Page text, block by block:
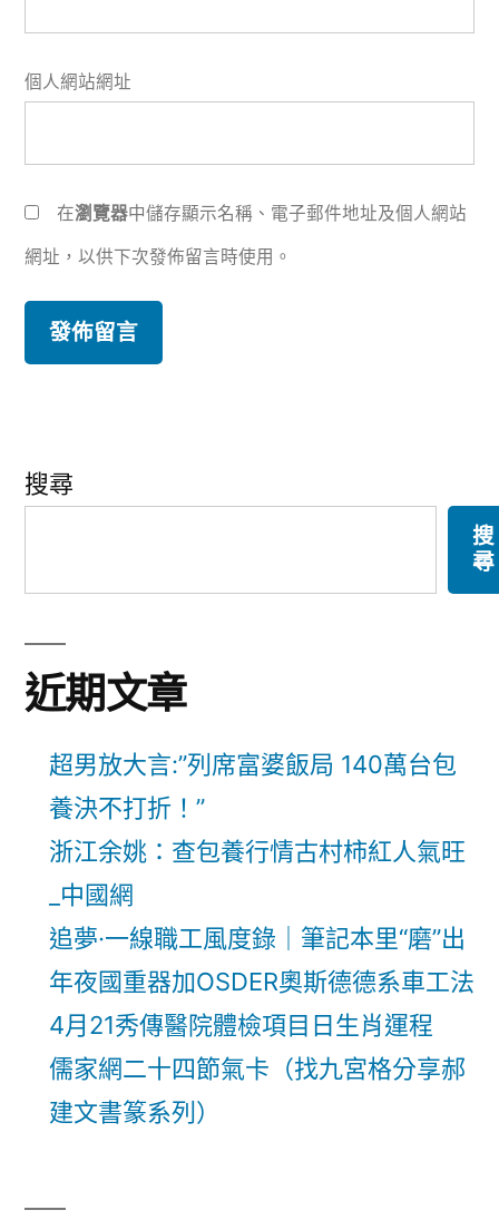
個人網站網址
在瀏覽器中儲存顯示名稱、電子郵件地址及個人網站
網址，以供下次發佈留言時使用。
搜尋
搜
尋
近期文章
超男放大言:”列席富婆飯局 140萬台包
養決不打折！”
浙江余姚：查包養行情古村柿紅人氣旺
_中國網
追夢·一線職工風度錄｜筆記本里“磨”出
年夜國重器加OSDER奧斯德德系車工法
4月21秀傳醫院體檢項目日生肖運程
儒家網二十四節氣卡（找九宮格分享郝
建文書篆系列）